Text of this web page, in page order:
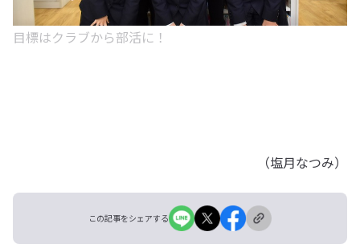
目標はクラブから部活に！
（塩月なつみ）
この記事をシェアする